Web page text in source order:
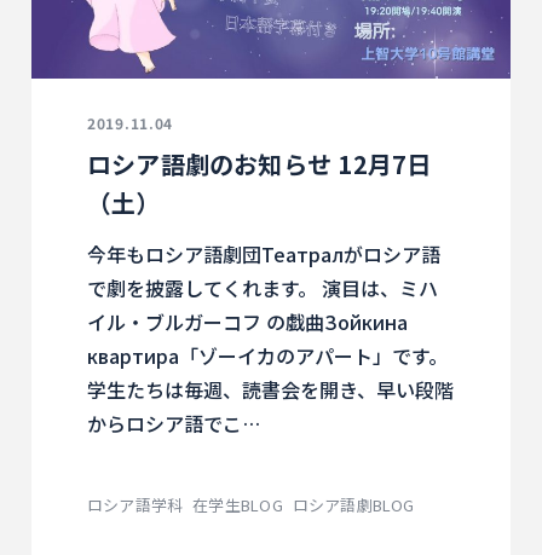
2019.11.04
ロシア語劇のお知らせ 12月7日
（土）
今年もロシア語劇団Театралがロシア語
で劇を披露してくれます。 演目は、ミハ
イル・ブルガーコフ の戯曲Зойкина
квартира「ゾーイカのアパート」です。
学生たちは毎週、読書会を開き、早い段階
からロシア語でこ…
ロシア語学科 在学生BLOG ロシア語劇BLOG